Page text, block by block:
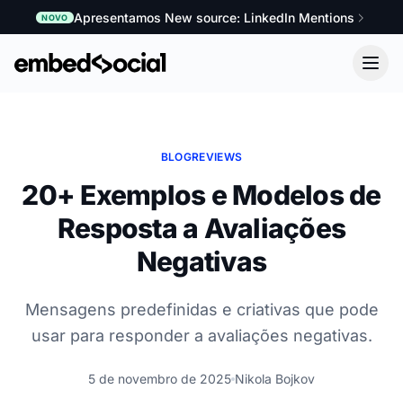
NOVO Apresentamos New source: LinkedIn Mentions
BLOGREVIEWS
20+ Exemplos e Modelos de
Resposta a Avaliações
Negativas
Mensagens predefinidas e criativas que pode
usar para responder a avaliações negativas.
5 de novembro de 2025 Nikola Bojkov